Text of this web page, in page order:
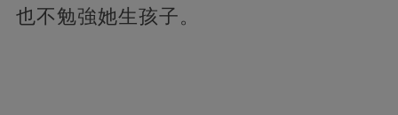
也不勉強她生孩子。